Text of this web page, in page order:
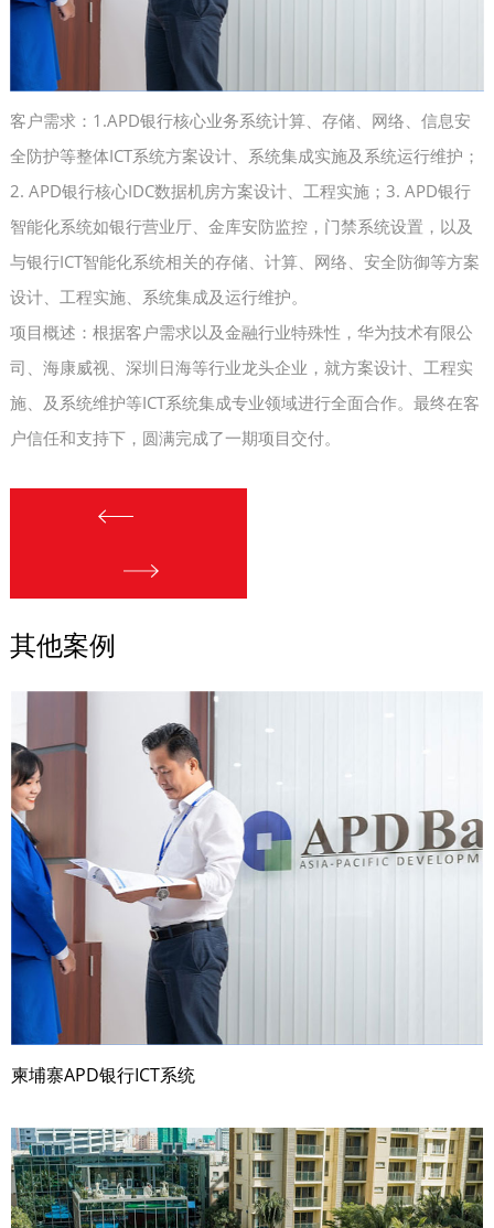
客户需求：1.APD银行核心业务系统计算、存储、网络、信息安
全防护等整体ICT系统方案设计、系统集成实施及系统运行维护；
2. APD银行核心IDC数据机房方案设计、工程实施；3. APD银行
智能化系统如银行营业厅、金库安防监控，门禁系统设置，以及
与银行ICT智能化系统相关的存储、计算、网络、安全防御等方案
设计、工程实施、系统集成及运行维护。
项目概述：根据客户需求以及金融行业特殊性，华为技术有限公
司、海康威视、深圳日海等行业龙头企业，就方案设计、工程实
施、及系统维护等ICT系统集成专业领域进行全面合作。最终在客
户信任和支持下，圆满完成了一期项目交付。
其他案例
柬埔寨APD银行ICT系统